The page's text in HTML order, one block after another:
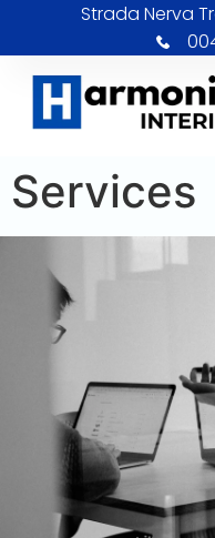
Strada Nerva
Services